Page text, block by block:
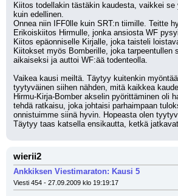
Kiitos todellakin tästäkin kaudesta, vaikkei se
kuin edellinen.
Onnea niin IFF0lle kuin SRT:n tiimille. Teitte
Erikoiskiitos Hirmulle, jonka ansiosta WF
Kiitos epäonniselle Kirjalle, joka taisteli
Kiitokset myös Bomberille, joka tarpeentullen
aikaiseksi ja auttoi WF:ää todenteolla.
Vaikea kausi meiltä. Täytyy kuitenkin
tyytyväinen siihen nähden, mitä kaikkea
Hirmu-Kirja-Bomber akselin pyörittäminen oli
tehdä ratkaisu, joka johtaisi parhaimpaan
onnistuimme siinä hyvin. Hopeasta olen
Täytyy taas katsella ensikautta, ketkä
wierii2
Ankkiksen Viestimaraton: Kausi 5
Viesti 454 - 27.09.2009 klo 19:19:17